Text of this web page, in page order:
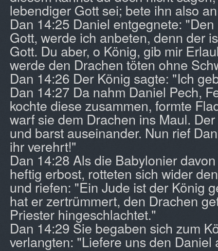
lebendiger Gott sei; bete ihn also
Dan 14:25 Daniel entgegnete:
Gott, werde ich anbeten, denn der
Gott. Du aber, o König, gib mir
werde den Drachen töten ohne
Dan 14:26 Der König sagte: "Ich
Dan 14:27 Da nahm Daniel Pech,
kochte diese zusammen, formte
warf sie dem Drachen ins Maul.
und barst auseinander. Nun rief
ihr verehrt!"
Dan 14:28 Als die Babylonier
heftig erbost, rotteten sich wider
und riefen: "Ein Jude ist der König
hat er zertrümmert, den Drachen
Priester hingeschlachtet."
Dan 14:29 Sie begaben sich zum
verlangten: "Liefere uns den Daniel